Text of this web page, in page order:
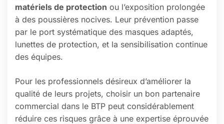
matériels de protection ou l’exposition prolongée
à des poussières nocives. Leur prévention passe
par le port systématique des masques adaptés,
lunettes de protection, et la sensibilisation continue
des équipes.
Pour les professionnels désireux d’améliorer la
qualité de leurs projets, choisir un bon partenaire
commercial dans le BTP peut considérablement
réduire ces risques grâce à une expertise éprouvée